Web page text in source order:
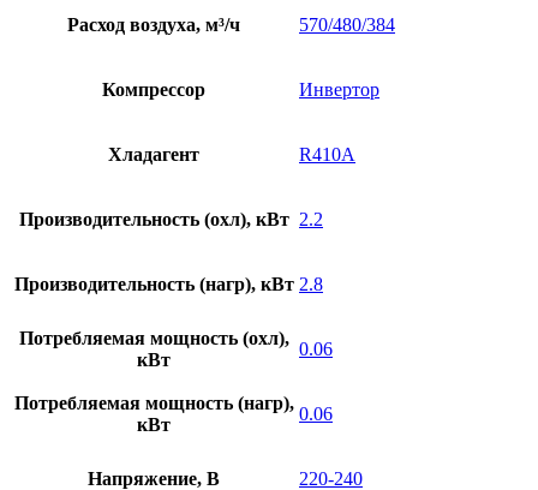
Расход воздуха, м³/ч 570/480/384
Компрессор Инвертор
Хладагент R410A
Производительность (охл), кВт 2.2
Производительность (нагр), кВт 2.8
Потребляемая мощность (охл),
кВт
0.06
Потребляемая мощность (нагр),
кВт
0.06
Напряжение, В 220-240